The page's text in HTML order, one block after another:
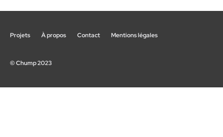
Projets À propos Contact Mentions légales
© Chump 2023